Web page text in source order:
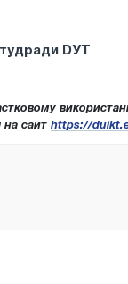
DУТ
на сайт https://